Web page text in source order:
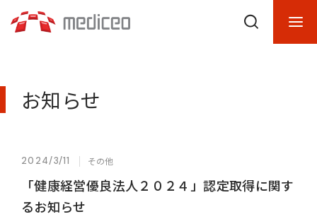
お知らせ
2024/3/11 その他
「健康経営優良法人２０２４」認定取得に関す
るお知らせ